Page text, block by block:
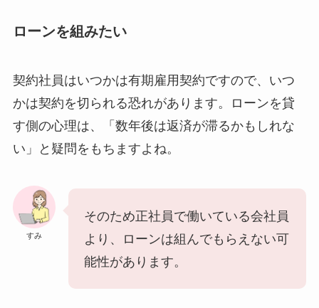
ローンを組みたい
契約社員はいつかは有期雇用契約ですので、いつ
かは契約を切られる恐れがあります。ローンを貸
す側の心理は、「数年後は返済が滞るかもしれな
い」と疑問をもちますよね。
すみ
そのため正社員で働いている会社員
より、ローンは組んでもらえない可
能性があります。